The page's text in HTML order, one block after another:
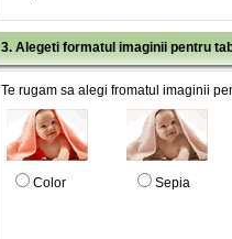
3. Alegeti formatul imaginii pentru
Te rugam sa alegi fromatul imaginii
Color Sepia